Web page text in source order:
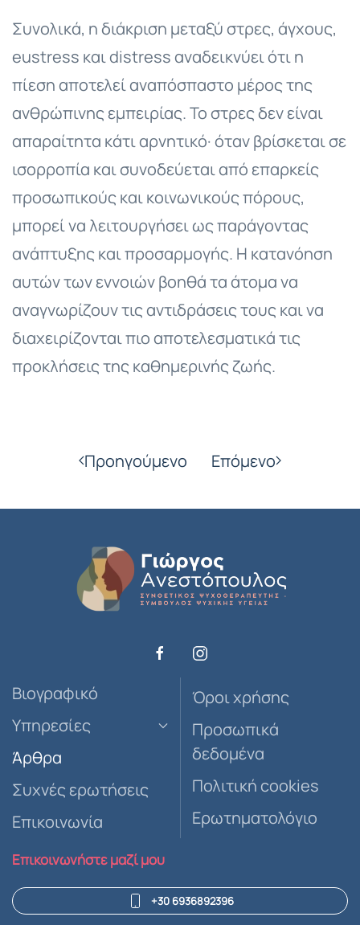
Συνολικά, η διάκριση μεταξύ στρες, άγχους,
eustress και distress αναδεικνύει ότι η
πίεση αποτελεί αναπόσπαστο μέρος της
ανθρώπινης εμπειρίας. Το στρες δεν είναι
απαραίτητα κάτι αρνητικό· όταν βρίσκεται σε
ισορροπία και συνοδεύεται από επαρκείς
προσωπικούς και κοινωνικούς πόρους,
μπορεί να λειτουργήσει ως παράγοντας
ανάπτυξης και προσαρμογής. Η κατανόηση
αυτών των εννοιών βοηθά τα άτομα να
αναγνωρίζουν τις αντιδράσεις τους και να
διαχειρίζονται πιο αποτελεσματικά τις
προκλήσεις της καθημερινής ζωής.
Προηγούμενο Επόμενο
Βιογραφικό
Υπηρεσίες
Άρθρα
Συχνές ερωτήσεις
Επικοινωνία
Όροι χρήσης
Προσωπικά
δεδομένα
Πολιτική cookies
Ερωτηματολόγιο
Επικοινωνήστε μαζί μου
+30 6936892396